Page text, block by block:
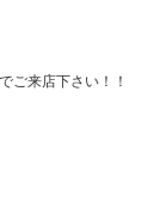
ご来店下さい！！